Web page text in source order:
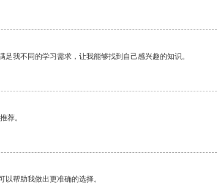
我不同的学习需求，让我能够找到自己感兴趣的知识。
荐。
帮助我做出更准确的选择。